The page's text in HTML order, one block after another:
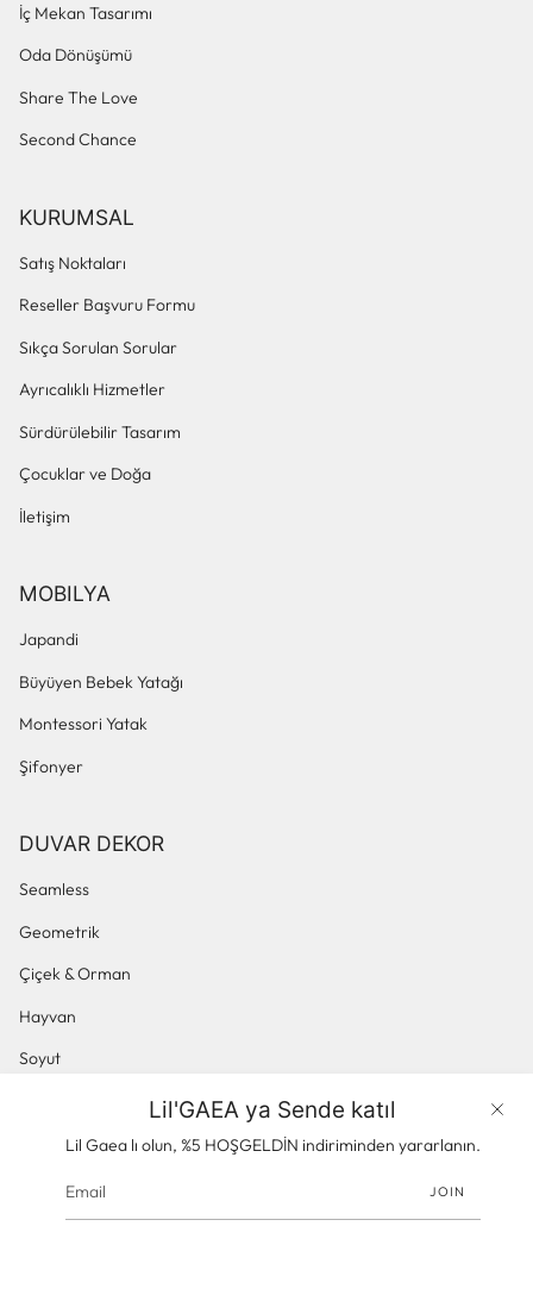
Ürünler
Lil'GAEA ya Sende katıl
Lil Gaea lı olun, %5 HOŞGELDİN indiriminden yararlanın.
JOIN
İç Mekan Tasarımı
Oda Dönüşümü
Share The Love
Second Chance
KURUMSAL
Satış Noktaları
Reseller Başvuru Formu
Sıkça Sorulan Sorular
Ayrıcalıklı Hizmetler
Sürdürülebilir Tasarım
Çocuklar ve Doğa
İletişim
MOBILYA
Japandi
Büyüyen Bebek Yatağı
Montessori Yatak
Şifonyer
DUVAR DEKOR
Seamless
Geometrik
Çiçek & Orman
Hayvan
Soyut
Panoramik & Manzara